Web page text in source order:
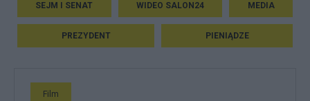
SEJM I SENAT WIDEO SALON24 MEDIA
PREZYDENT PIENIĄDZE
Film